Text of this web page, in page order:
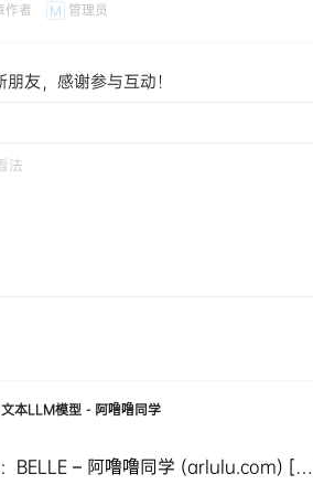
作者 M 管理员
友，感谢参与互动！
本LLM模型 - 阿噜噜同学
BELLE – 阿噜噜同学 (arlulu.com)